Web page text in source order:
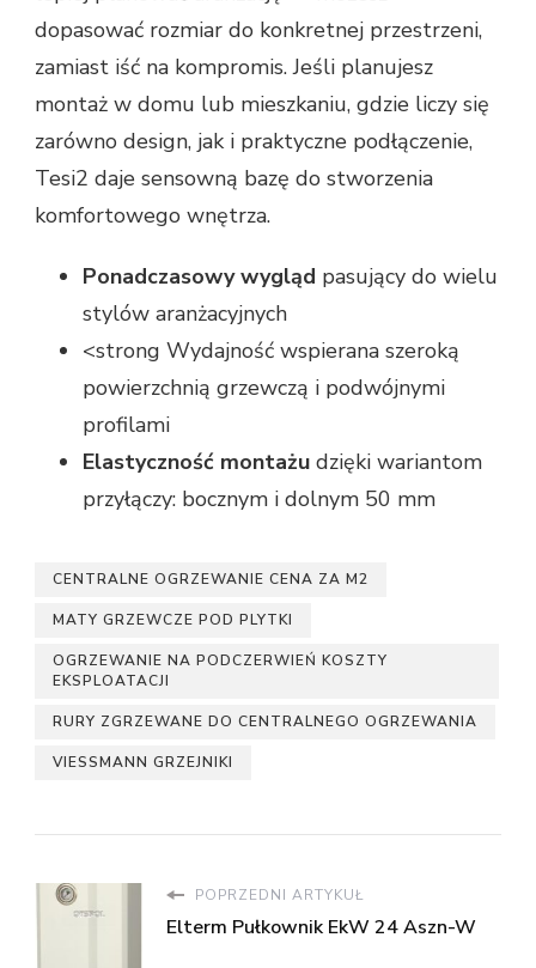
dopasować rozmiar do konkretnej przestrzeni,
zamiast iść na kompromis. Jeśli planujesz
montaż w domu lub mieszkaniu, gdzie liczy się
zarówno design, jak i praktyczne podłączenie,
Tesi2 daje sensowną bazę do stworzenia
komfortowego wnętrza.
Ponadczasowy wygląd pasujący do wielu
stylów aranżacyjnych
<strong Wydajność wspierana szeroką
powierzchnią grzewczą i podwójnymi
profilami
Elastyczność montażu dzięki wariantom
przyłączy: bocznym i dolnym 50 mm
CENTRALNE OGRZEWANIE CENA ZA M2
MATY GRZEWCZE POD PLYTKI
OGRZEWANIE NA PODCZERWIEŃ KOSZTY
EKSPLOATACJI
RURY ZGRZEWANE DO CENTRALNEGO OGRZEWANIA
VIESSMANN GRZEJNIKI
POPRZEDNI ARTYKUŁ
Elterm Pułkownik EkW 24 Aszn-W